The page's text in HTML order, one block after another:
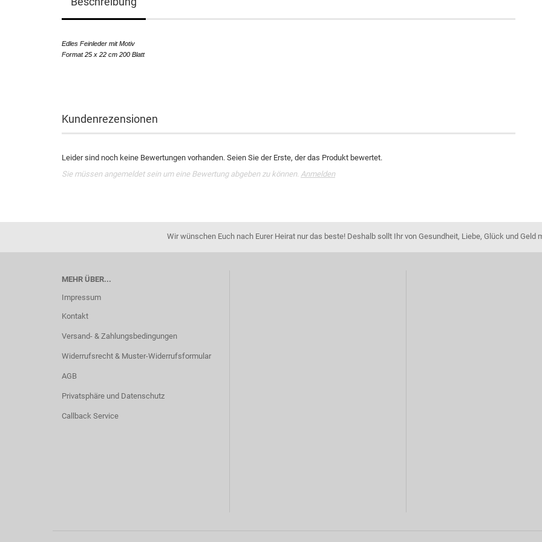
Edles Feinleder mit Motiv
Format 25 x 22 cm 200 Blatt
Kundenrezensionen
Leider sind noch keine Bewertungen vorhanden. Seien Sie der Erste, der das Produkt bewertet.
Sie müssen angemeldet sein um eine Bewertung abgeben zu können. Anmelden
Wir wünschen Euch nach Eurer Heirat nur das beste! Deshalb sollt Ihr von Gesundheit, Liebe, Glück und
MEHR ÜBER...
Impressum
Kontakt
Versand- & Zahlungsbedingungen
Widerrufsrecht & Muster-Widerrufsformular
AGB
Privatsphäre und Datenschutz
Callback Service